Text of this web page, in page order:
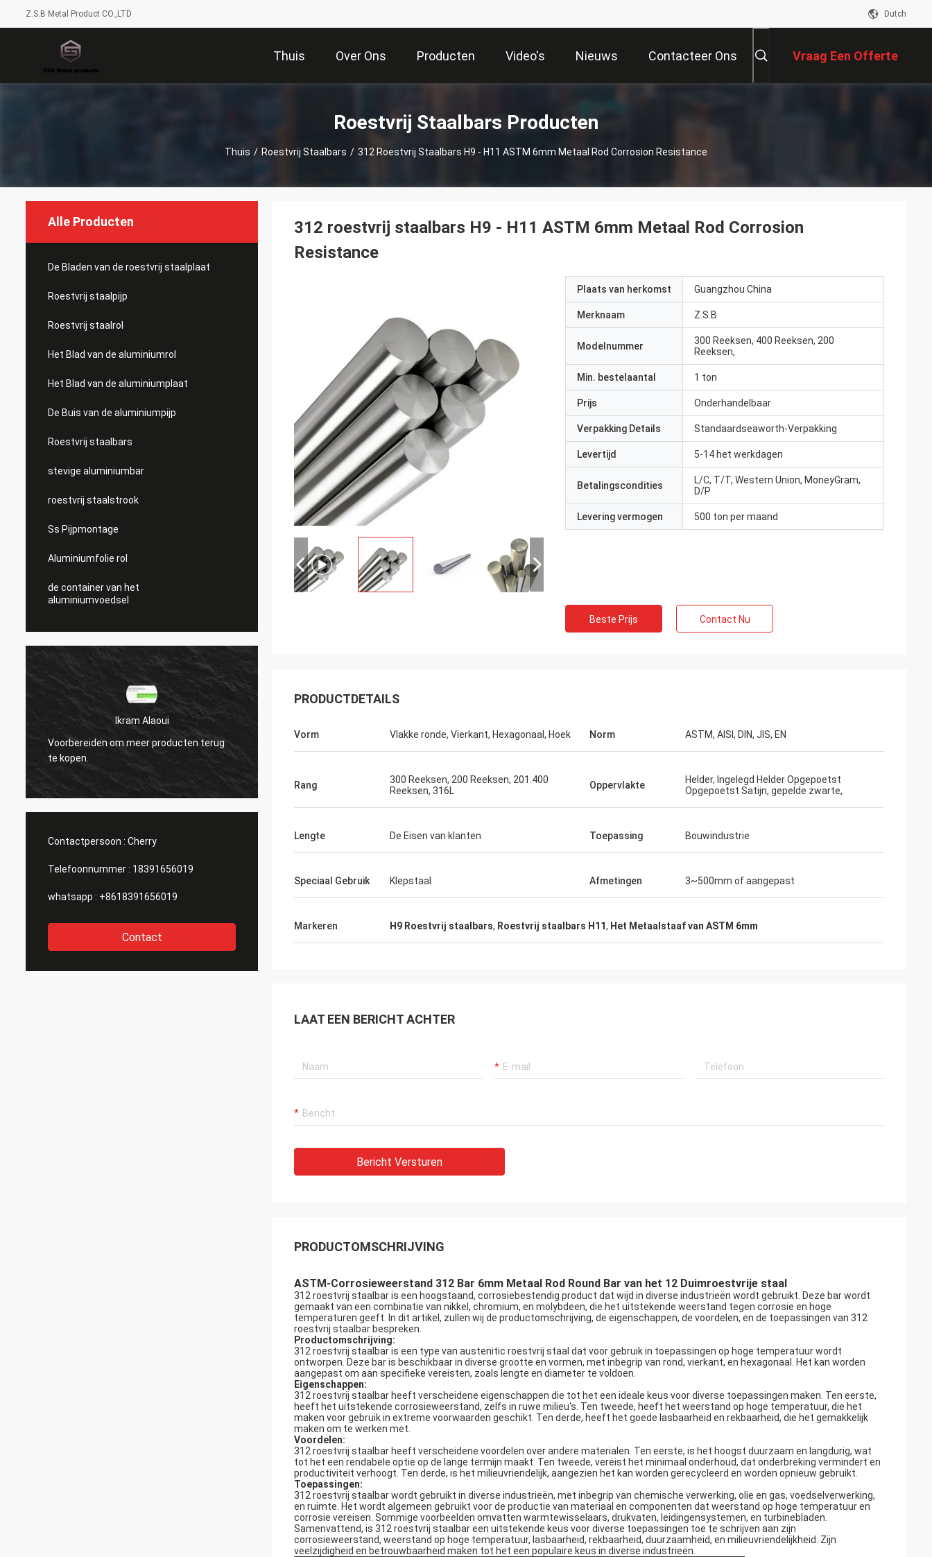
Z.S.B Metal Product CO.,LTD Dutch
Thuis Over Ons Producten Video's Nieuws Contacteer Ons Vraag Een Offerte
Roestvrij Staalbars Producten
Thuis / Roestvrij Staalbars / 312 Roestvrij Staalbars H9 - H11 ASTM 6mm Metaal Rod Corrosion Resistance
Alle Producten
De Bladen van de roestvrij staalplaat
Roestvrij staalpijp
Roestvrij staalrol
Het Blad van de aluminiumrol
Het Blad van de aluminiumplaat
De Buis van de aluminiumpijp
Roestvrij staalbars
stevige aluminiumbar
roestvrij staalstrook
Ss Pijpmontage
Aluminiumfolie rol
de container van het
aluminiumvoedsel
Ikram Alaoui
Voorbereiden om meer producten terug
te kopen.
Voorbereiden om meer producten terug
Contactpersoon : Cherry
Telefoonnummer : 18391656019
whatsapp : +8618391656019
Contact
312 roestvrij staalbars H9 - H11 ASTM 6mm Metaal Rod Corrosion
Resistance
Plaats van herkomst Guangzhou China
Merknaam Z.S.B
Modelnummer
300 Reeksen, 400 Reeksen, 200
Reeksen,
Min. bestelaantal 1 ton
Prijs Onderhandelbaar
Verpakking Details Standaardseaworth-Verpakking
Levertijd 5-14 het werkdagen
Betalingscondities
L/C, T/T, Western Union, MoneyGram,
D/P
Levering vermogen 500 ton per maand
Beste Prijs Contact Nu
PRODUCTDETAILS
Vorm Vlakke ronde, Vierkant, Hexagonaal, Hoek Norm ASTM, AISI, DIN, JIS, EN
Rang
300 Reeksen, 200 Reeksen, 201.400
Reeksen, 316L
Oppervlakte
Helder, Ingelegd Helder Opgepoetst
Opgepoetst Satijn, gepelde zwarte,
Lengte De Eisen van klanten Toepassing Bouwindustrie
Speciaal Gebruik Klepstaal Afmetingen 3~500mm of aangepast
Markeren H9 Roestvrij staalbars, Roestvrij staalbars H11, Het Metaalstaaf van ASTM 6mm
LAAT EEN BERICHT ACHTER
Bericht Versturen
PRODUCTOMSCHRIJVING
ASTM-Corrosieweerstand 312 Bar 6mm Metaal Rod Round Bar van het 12 Duimroestvrije staal
312 roestvrij staalbar is een hoogstaand, corrosiebestendig product dat wijd in diverse industrieën wordt gebruikt. Deze bar wordt
gemaakt van een combinatie van nikkel, chromium, en molybdeen, die het uitstekende weerstand tegen corrosie en hoge
temperaturen geeft. In dit artikel, zullen wij de productomschrijving, de eigenschappen, de voordelen, en de toepassingen van 312
roestvrij staalbar bespreken.
Productomschrijving:
312 roestvrij staalbar is een type van austenitic roestvrij staal dat voor gebruik in toepassingen op hoge temperatuur wordt
ontworpen. Deze bar is beschikbaar in diverse grootte en vormen, met inbegrip van rond, vierkant, en hexagonaal. Het kan worden
aangepast om aan specifieke vereisten, zoals lengte en diameter te voldoen.
Eigenschappen:
312 roestvrij staalbar heeft verscheidene eigenschappen die tot het een ideale keus voor diverse toepassingen maken. Ten eerste,
heeft het uitstekende corrosieweerstand, zelfs in ruwe milieu's. Ten tweede, heeft het weerstand op hoge temperatuur, die het
maken voor gebruik in extreme voorwaarden geschikt. Ten derde, heeft het goede lasbaarheid en rekbaarheid, die het gemakkelijk
maken om te werken met.
Voordelen:
312 roestvrij staalbar heeft verscheidene voordelen over andere materialen. Ten eerste, is het hoogst duurzaam en langdurig, wat
tot het een rendabele optie op de lange termijn maakt. Ten tweede, vereist het minimaal onderhoud, dat onderbreking vermindert en
productiviteit verhoogt. Ten derde, is het milieuvriendelijk, aangezien het kan worden gerecycleerd en worden opnieuw gebruikt.
Toepassingen:
312 roestvrij staalbar wordt gebruikt in diverse industrieën, met inbegrip van chemische verwerking, olie en gas, voedselverwerking,
en ruimte. Het wordt algemeen gebruikt voor de productie van materiaal en componenten dat weerstand op hoge temperatuur en
corrosie vereisen. Sommige voorbeelden omvatten warmtewisselaars, drukvaten, leidingensystemen, en turbinebladen.
Samenvattend, is 312 roestvrij staalbar een uitstekende keus voor diverse toepassingen toe te schrijven aan zijn
corrosieweerstand, weerstand op hoge temperatuur, lasbaarheid, rekbaarheid, duurzaamheid, en milieuvriendelijkheid. Zijn
veelzijdigheid en betrouwbaarheid maken tot het een populaire keus in diverse industrieën.